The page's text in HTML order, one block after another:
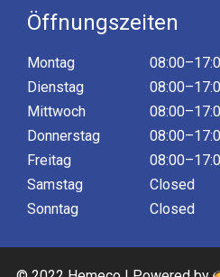
Öffnungszeiten
Montag
Dienstag
Mittwoch
Donnerstag
Freitag
Samstag
Sonntag
Closed
Closed